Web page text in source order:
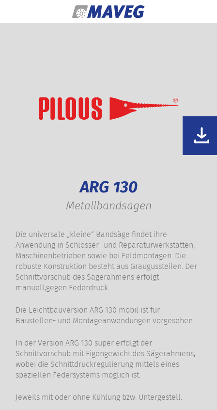
ARG 130
Metallbandsägen
Die universale „kleine“ Bandsäge findet ihre
Anwendung in Schlosser- und Reparaturwerkstätten,
Maschinenbetrieben sowie bei Feldmontagen. Die
robuste Konstruktion besteht aus Graugussteilen. Der
Schnittvorschub des Sägerahmens erfolgt
manuell,gegen Federdruck.
Die Leichtbauversion ARG 130 mobil ist für
Baustellen- und Montageanwendungen vorgesehen.
In der Version ARG 130 super erfolgt der
Schnittvorschub mit Eigengewicht des Sägerahmens,
wobei die Schnittdruckregulierung mittels eines
speziellen Federsystems möglich ist.
Jeweils mit oder ohne Kühlung bzw. Untergestell.